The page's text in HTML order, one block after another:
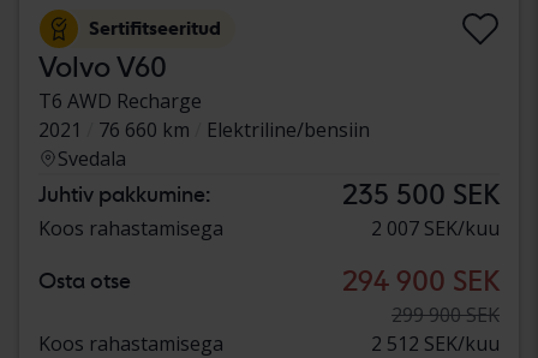
Sertifitseeritud
Volvo V60
T6 AWD Recharge
2021
76 660 km
Elektriline/bensiin
Svedala
Juhtiv pakkumine: 235 500 SEK
Koos rahastamisega 2 007 SEK/kuu
Osta otse 294 900 SEK
299 900 SEK
Koos rahastamisega
2 512 SEK/kuu